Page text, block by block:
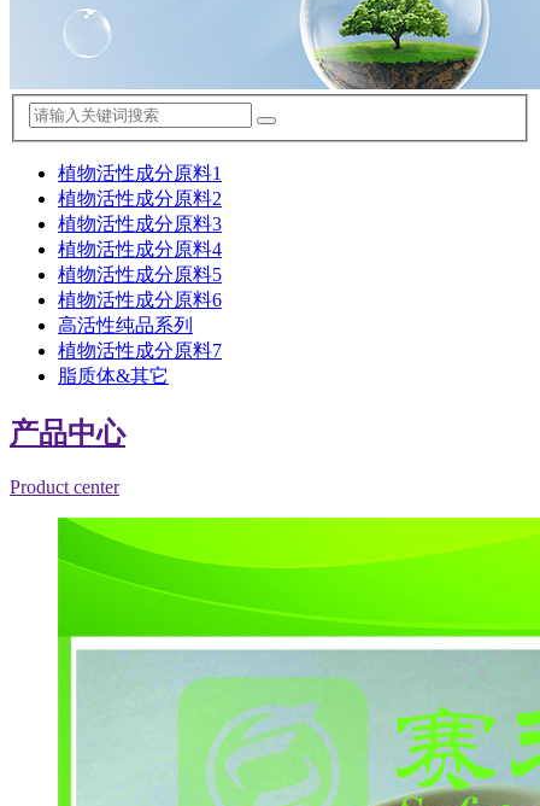
植物活性成分原料1
植物活性成分原料2
植物活性成分原料3
植物活性成分原料4
植物活性成分原料5
植物活性成分原料6
高活性纯品系列
植物活性成分原料7
脂质体&其它
产品中心
Product center